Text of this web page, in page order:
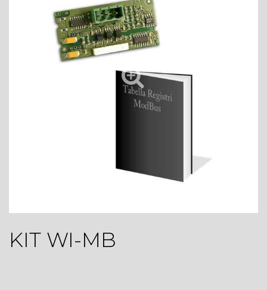
KIT WI-MB